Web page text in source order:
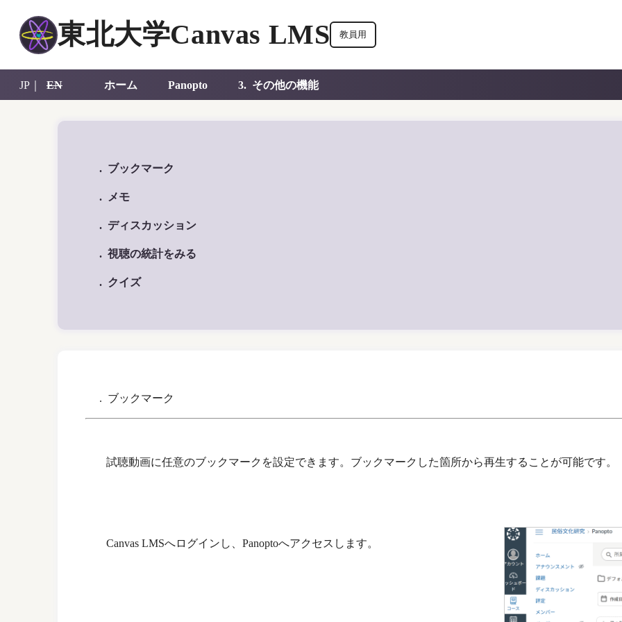
東北大学Canvas LMS 教員用
JP｜ EN ホーム Panopto 3. その他の機能
. ブックマーク
. メモ
. ディスカッション
. 視聴の統計をみる
. クイズ
. ブックマーク
試聴動画に任意のブックマークを設定できます。ブックマークした箇所から再生することが可能です。
Canvas LMSへログインし、Panoptoへアクセスします。